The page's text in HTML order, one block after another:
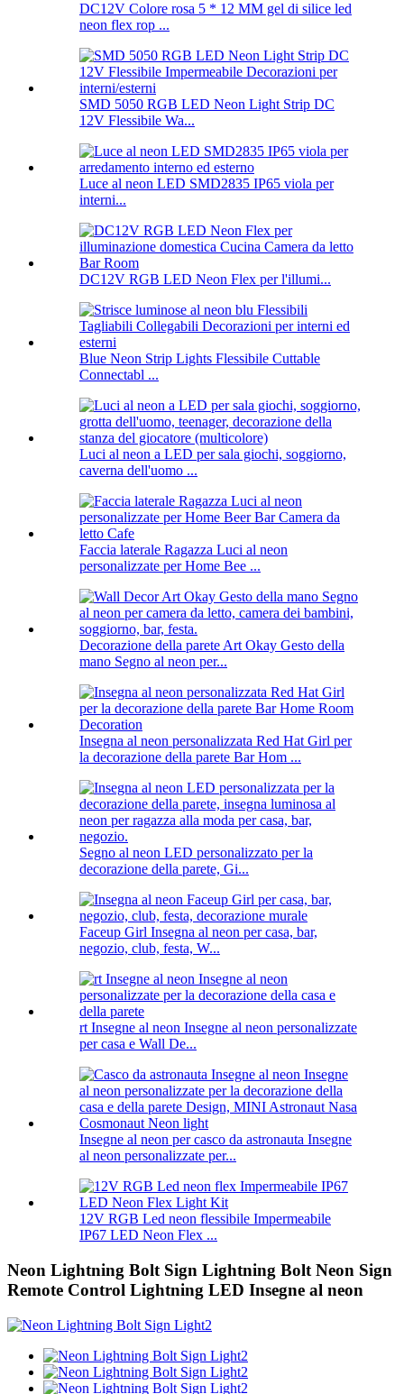
DC12V Colore rosa 5 * 12 MM gel di silice led
neon flex rop ...
SMD 5050 RGB LED Neon Light Strip DC
12V Flessibile Wa...
Luce al neon LED SMD2835 IP65 viola per
interni...
DC12V RGB LED Neon Flex per l'illumi...
Blue Neon Strip Lights Flessibile Cuttable
Connectabl ...
Luci al neon a LED per sala giochi, soggiorno,
caverna dell'uomo ...
Faccia laterale Ragazza Luci al neon
personalizzate per Home Bee ...
Decorazione della parete Art Okay Gesto della
mano Segno al neon per...
Insegna al neon personalizzata Red Hat Girl per
la decorazione della parete Bar Hom ...
Segno al neon LED personalizzato per la
decorazione della parete, Gi...
Faceup Girl Insegna al neon per casa, bar,
negozio, club, festa, W...
rt Insegne al neon Insegne al neon personalizzate
per casa e Wall De...
Insegne al neon per casco da astronauta Insegne
al neon personalizzate per...
12V RGB Led neon flessibile Impermeabile
IP67 LED Neon Flex ...
Neon Lightning Bolt Sign Lightning Bolt Neon Sign
Remote Control Lightning LED Insegne al neon